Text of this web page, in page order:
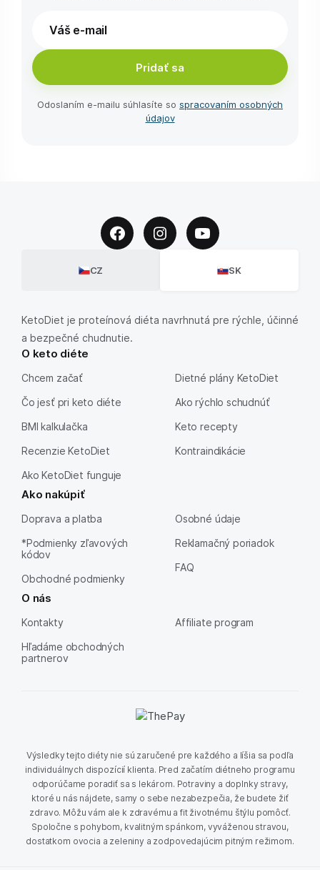
Pridať sa
Odoslaním e-⁠mailu súhlasíte so spracovaním osobných
údajov
CZ SK
KetoDiet je proteínová diéta navrhnutá pre rýchle, účinné
a bezpečné chudnutie.
O keto diéte
Chcem začať
Čo jesť pri keto diéte
BMI kalkulačka
Recenzie KetoDiet
Ako KetoDiet funguje
Dietné plány KetoDiet
Ako rýchlo schudnúť
Keto recepty
Kontraindikácie
Ako nakúpiť
Doprava a platba
*Podmienky zľavových
kódov
Obchodné podmienky
Osobné údaje
Reklamačný poriadok
FAQ
O nás
Kontakty
Hľadáme obchodných
partnerov
Affiliate program
Výsledky tejto diéty nie sú zaručené pre každého a líšia sa podľa
individuálnych dispozícií klienta. Pred začatím diétneho programu
odporúčame poradiť sa s lekárom. Potraviny a doplnky stravy,
ktoré u nás nájdete, samy o sebe nezabezpečia, že budete žiť
zdravo. Môžu vám ale k zdravému a fit životnému štýlu pomôcť.
Spoločne s pohybom, kvalitným spánkom, vyváženou stravou,
dostatkom ovocia a zeleniny a zodpovedajúcim pitným režimom.